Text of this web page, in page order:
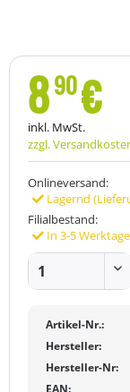
890€
inkl. MwSt.
zzgl.
Onlineversand:
Lagernd
Filialbestand:
In 3-5
Artikel-Nr.:
Hersteller:
Hersteller-Nr:
EAN: